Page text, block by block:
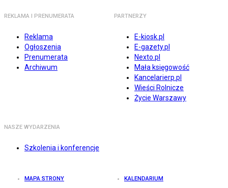
REKLAMA I PRENUMERATA
Reklama
Ogłoszenia
Prenumerata
Archiwum
PARTNERZY
E-kiosk.pl
E-gazety.pl
Nexto.pl
Mała księgowość
Kancelarierp.pl
Wieści Rolnicze
Życie Warszawy
NASZE WYDARZENIA
Szkolenia i konferencje
MAPA STRONY KALENDARIUM